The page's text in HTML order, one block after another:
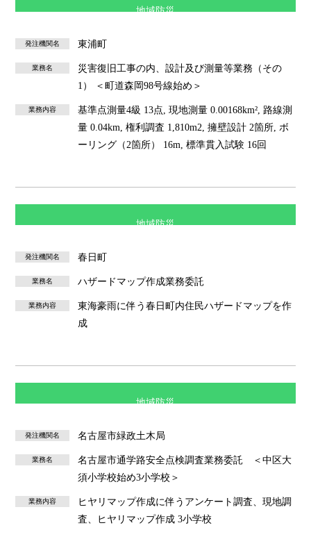
地域防災
発注機関名 東浦町
業務名
災害復旧工事の内、設計及び測量等業務（その
1） ＜町道森岡98号線始め＞
業務内容
基準点測量4級 13点, 現地測量 0.00168km², 路線測
量 0.04km, 権利調査 1,810m2, 擁壁設計 2箇所, ボ
ーリング（2箇所） 16m, 標準貫入試験 16回
地域防災
発注機関名 春日町
業務名 ハザードマップ作成業務委託
業務内容
東海豪雨に伴う春日町内住民ハザードマップを作
成
地域防災
発注機関名 名古屋市緑政土木局
業務名
名古屋市通学路安全点検調査業務委託 ＜中区大
須小学校始め3小学校＞
業務内容
ヒヤリマップ作成に伴うアンケート調査、現地調
査、ヒヤリマップ作成 3小学校